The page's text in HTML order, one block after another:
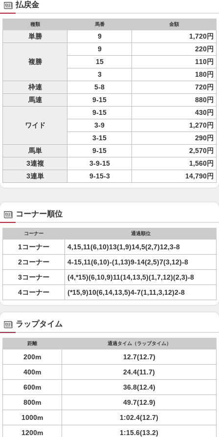
払戻金
種類 馬番 金額
単勝 9 1,720円
複勝
9
220円
15
110円
3
180円
枠連
5-8
720円
馬連
9-15 880円
ワイド
9-15
430円
3-9
1,270円
3-15
290円
馬単
9-15
2,570円
3連複
3-9-15
1,560円
3連単
9-15-3 14,790円
コーナー順位
コーナー 通過順位
1コーナー
4,15,11(6,10)13(1,9)14,5(2,7)12,3-8
2コーナー
4-15,11(6,10)-(1,13)9-14(2,5)7(3,12)-8
3コーナー
(4,*15)(6,10,9)11(14,13,5)(1,7,12)(2,3)-8
4コーナー
(*15,9)10(6,14,13,5)4-7(1,11,3,12)2-8
ラップタイム
距離 通過タイム（ラップタイム）
200m
12.7(12.7)
400m
24.4(11.7)
600m
36.8(12.4)
800m
49.7(12.9)
1000m
1:02.4(12.7)
1200m
1:15.6(13.2)